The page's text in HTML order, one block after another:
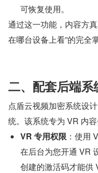
可恢复使用。
通过这一功能，内容方
在哪台设备上看”的完全掌
二、配套后端
点盾云视频加密系统设
统。该系统专为 VR 内
VR 专用权限 ：使用
在后台为您开通 VR
创建的激活码才能供